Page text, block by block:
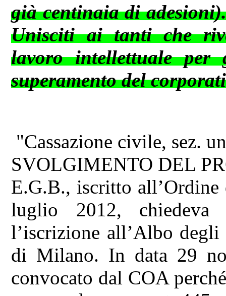
già centinaia di
Unisciti ai tanti che
lavoro intellettuale
superamento del
"Cassazione civile, sez.
SVOLGIMENTO DEL
E.G.B., iscritto
luglio 2012,
l’iscrizione all’Albo
di Milano. In data 29
convocato dal COA